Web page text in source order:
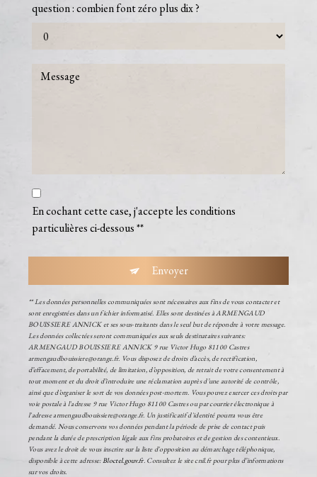
question : combien font zéro plus dix ?
En cochant cette case, j'accepte les conditions
particulières ci-dessous **
Envoyer
** Les données personnelles communiquées sont nécessaires aux fins de vous contacter et
sont enregistrées dans un fichier informatisé. Elles sont destinées à ARMENGAUD
BOUISSIERE ANNICK et ses sous-traitants dans le seul but de répondre à votre message.
Les données collectées seront communiquées aux seuls destinataires suivants:
ARMENGAUD BOUISSIERE ANNICK 9 rue Victor Hugo 81100 Castres
armengaudbouissiere@orange.fr. Vous disposez de droits d’accès, de rectification,
d’effacement, de portabilité, de limitation, d’opposition, de retrait de votre consentement à
tout moment et du droit d’introduire une réclamation auprès d’une autorité de contrôle,
ainsi que d’organiser le sort de vos données post-mortem. Vous pouvez exercer ces droits par
voie postale à l'adresse 9 rue Victor Hugo 81100 Castres ou par courrier électronique à
l'adresse armengaudbouissiere@orange.fr. Un justificatif d'identité pourra vous être
demandé. Nous conservons vos données pendant la période de prise de contact puis
pendant la durée de prescription légale aux fins probatoires et de gestion des contentieux.
Vous avez le droit de vous inscrire sur la liste d'opposition au démarchage téléphonique,
disponible à cette adresse:Bloctel.gouv.fr. Consultez le site cnil.fr pour plus d’informations
sur vos droits.